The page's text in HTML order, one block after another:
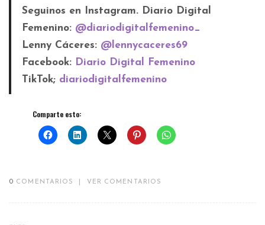
Seguinos en Instagram. Diario Digital
Femenino: @diariodigitalfemenino_
Lenny Cáceres: @lennycaceres69
Facebook: Diario Digital Femenino
TikTok; diariodigitalfemenino
Comparte esto:
0 COMENTARIOS VER COMENTARIOS